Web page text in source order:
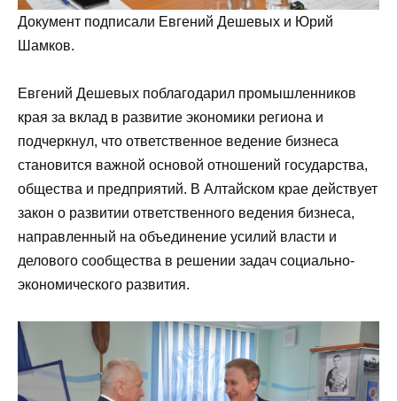
Документ подписали Евгений Дешевых и Юрий
Шамков.
Евгений Дешевых поблагодарил промышленников
края за вклад в развитие экономики региона и
подчеркнул, что ответственное ведение бизнеса
становится важной основой отношений государства,
общества и предприятий. В Алтайском крае действует
закон о развитии ответственного ведения бизнеса,
направленный на объединение усилий власти и
делового сообщества в решении задач социально-
экономического развития.